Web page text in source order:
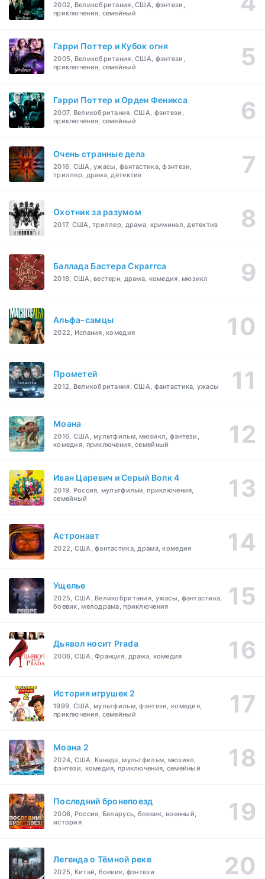
2002, Великобритания, США, фэнтези,
приключения, семейный
Гарри Поттер и Кубок огня
2005, Великобритания, США, фэнтези,
приключения, семейный
Гарри Поттер и Орден Феникса
2007, Великобритания, США, фэнтези,
приключения, семейный
Очень странные дела
2016, США, ужасы, фантастика, фэнтези,
триллер, драма, детектив
Охотник за разумом
2017, США, триллер, драма, криминал, детектив
Баллада Бастера Скраггса
2018, США, вестерн, драма, комедия, мюзикл
Альфа-самцы
2022, Испания, комедия
Прометей
2012, Великобритания, США, фантастика, ужасы
Моана
2016, США, мультфильм, мюзикл, фэнтези,
комедия, приключения, семейный
Иван Царевич и Серый Волк 4
2019, Россия, мультфильм, приключения,
семейный
Астронавт
2022, США, фантастика, драма, комедия
Ущелье
2025, США, Великобритания, ужасы, фантастика,
боевик, мелодрама, приключения
Дьявол носит Prada
2006, США, Франция, драма, комедия
История игрушек 2
1999, США, мультфильм, фэнтези, комедия,
приключения, семейный
Моана 2
2024, США, Канада, мультфильм, мюзикл,
фэнтези, комедия, приключения, семейный
Последний бронепоезд
2006, Россия, Беларусь, боевик, военный,
история
Легенда о Тёмной реке
2025, Китай, боевик, фэнтези